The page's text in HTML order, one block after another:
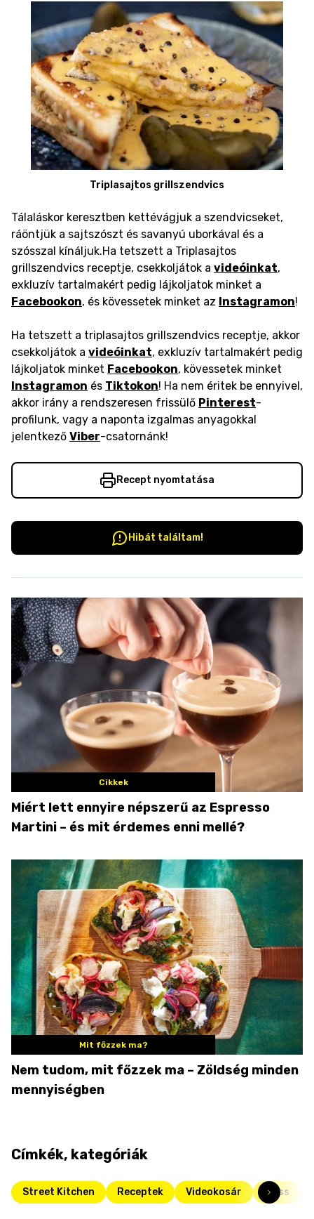
Triplasajtos grillszendvics
Tálaláskor keresztben kettévágjuk a szendvicseket,
ráöntjük a sajtszószt és savanyú uborkával és a
szósszal kínáljuk.Ha tetszett a Triplasajtos
grillszendvics receptje, csekkoljátok a videóinkat,
exkluzív tartalmakért pedig lájkoljatok minket a
Facebookon, és kövessetek minket az Instagramon!
Ha tetszett a triplasajtos grillszendvics receptje, akkor
csekkoljátok a videóinkat, exkluzív tartalmakért pedig
lájkoljatok minket Facebookon, kövessetek minket
Instagramon és Tiktokon! Ha nem éritek be ennyivel,
akkor irány a rendszeresen frissülő Pinterest-
profilunk, vagy a naponta izgalmas anyagokkal
jelentkező Viber-csatornánk!
Recept nyomtatása
Hibát találtam!
Cikkek
Miért lett ennyire népszerű az Espresso
Martini – és mit érdemes enni mellé?
Mit főzzek ma?
Nem tudom, mit főzzek ma – Zöldség minden
mennyiségben
Címkék, kategóriák
Street Kitchen Receptek Videokosár Friss